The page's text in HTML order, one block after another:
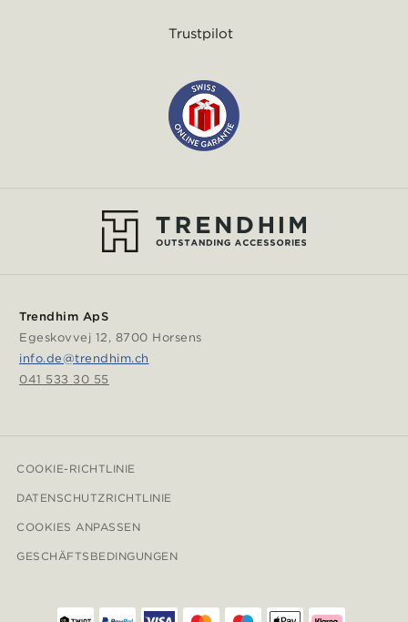
Trustpilot
Trendhim ApS
Egeskovvej 12, 8700 Horsens
info.de@trendhim.ch
041 533 30 55
COOKIE-RICHTLINIE
DATENSCHUTZRICHTLINIE
COOKIES ANPASSEN
GESCHÄFTSBEDINGUNGEN